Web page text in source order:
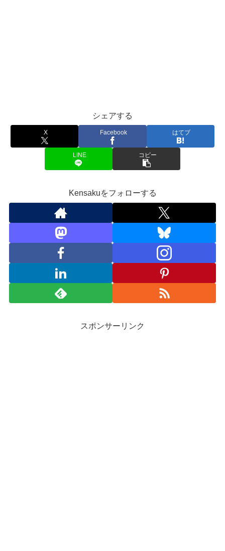
シェアする
X Facebook はてブ
LINE コピー
Kensakuをフォローする
スポンサーリンク